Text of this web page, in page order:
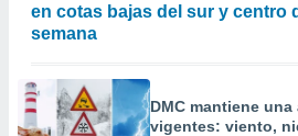
en cotas bajas del sur y centro
semana
DMC mantiene
vigentes: viento,